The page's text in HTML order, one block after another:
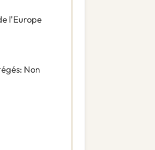
l'Europe
: Non